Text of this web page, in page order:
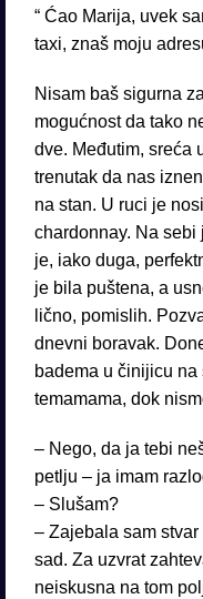
“ Ćao Marija, uvek
taxi, znaš moju
Nisam baš sigurna
mogućnost da tako
dve. Međutim, sreća
trenutak da nas
na stan. U ruci je
chardonnay. Na
je, iako duga,
je bila puštena, a
lično, pomislih.
dnevni boravak.
badema u činijicu
temamama, dok
– Nego, da ja tebi
petlju – ja imam
– Slušam?
– Zajebala sam
sad. Za uzvrat
neiskusna na tom